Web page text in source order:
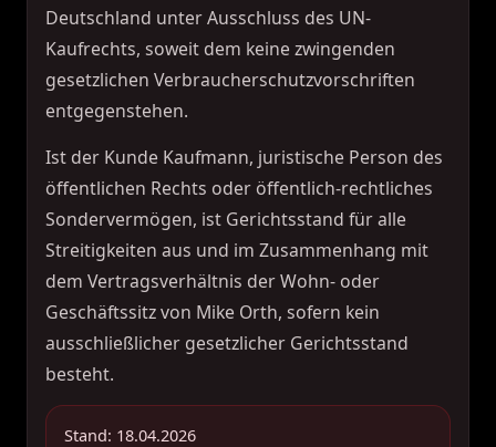
Deutschland unter Ausschluss des UN-
Kaufrechts, soweit dem keine zwingenden
gesetzlichen Verbraucherschutzvorschriften
entgegenstehen.
Ist der Kunde Kaufmann, juristische Person des
öffentlichen Rechts oder öffentlich-rechtliches
Sondervermögen, ist Gerichtsstand für alle
Streitigkeiten aus und im Zusammenhang mit
dem Vertragsverhältnis der Wohn- oder
Geschäftssitz von Mike Orth, sofern kein
ausschließlicher gesetzlicher Gerichtsstand
besteht.
Stand: 18.04.2026